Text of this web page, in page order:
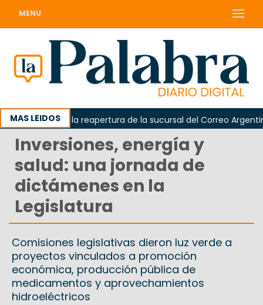
MENU
MAS LEIDOS
reclamó la reapertura de la sucursal del Correo Argentino en
Inversiones, energía y
salud: una jornada de
dictámenes en la
Legislatura
Comisiones legislativas dieron luz verde a
proyectos vinculados a promoción
económica, producción pública de
medicamentos y aprovechamientos
hidroeléctricos